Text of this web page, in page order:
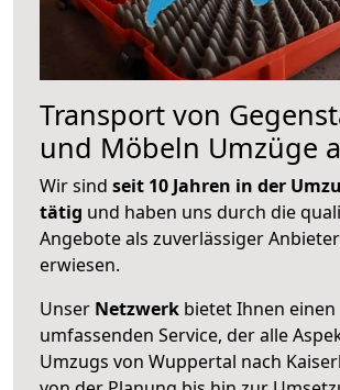
Transport von
und Möbeln Umzüge
Wir sind seit 10 Jahren in der
tätig und haben uns durch die
Angebote als zuverlässiger
erwiesen.
Unser Netzwerk bietet Ihnen einen
umfassenden Service, der alle
Umzugs von Wuppertal nach